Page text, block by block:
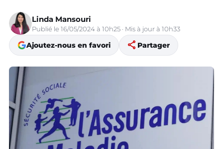
Linda Mansouri
Publié le 16/05/2024 à 10h25 · Mis à jour à 10h33
Ajoutez-nous en favori share Partager